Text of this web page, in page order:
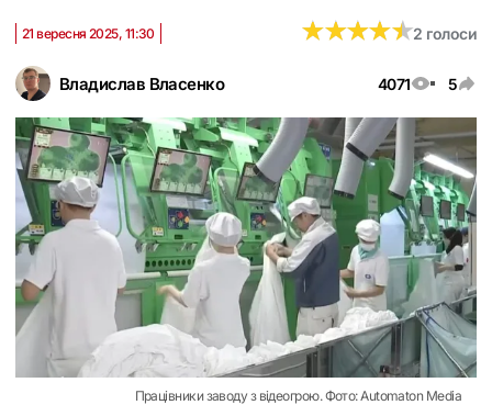
Владислав Власенко 4071 5
21 вересня 2025, 11:30 ★★★★★
★★★★★2 голоси
Працівники заводу з відеогрою. Фото: Automaton Media